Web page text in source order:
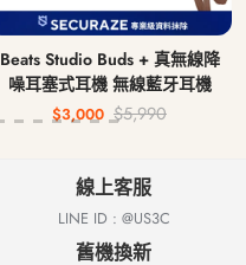
Beats Studio Buds + 真無線降
噪耳塞式耳機 無線藍牙耳機
$3,000 $5,990
線上客服
LINE ID : @US3C
舊機換新